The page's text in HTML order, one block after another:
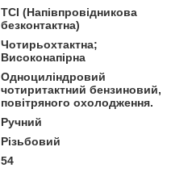
TCI (Напівпровідникова
безконтактна)
Чотирьохтактна;
Високонапірна
Одноциліндровий
чотиритактний бензиновий,
повітряного охолодження.
Ручний
Різьбовий
54